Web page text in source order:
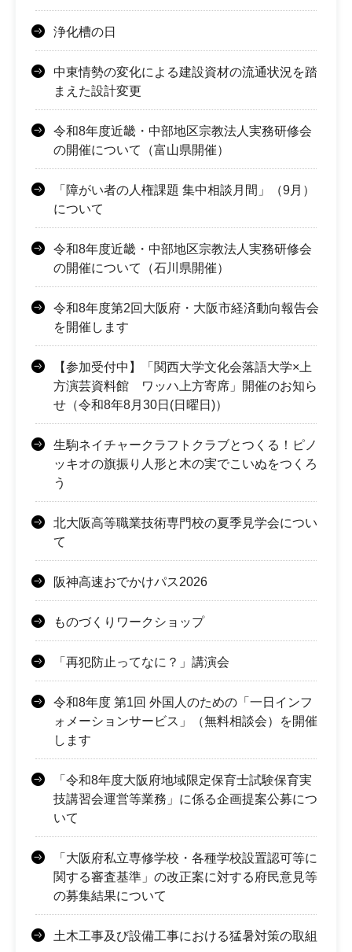
浄化槽の日
中東情勢の変化による建設資材の流通状況を踏
まえた設計変更
令和8年度近畿・中部地区宗教法人実務研修会
の開催について（富山県開催）
「障がい者の人権課題 集中相談月間」（9月）
について
令和8年度近畿・中部地区宗教法人実務研修会
の開催について（石川県開催）
令和8年度第2回大阪府・大阪市経済動向報告会
を開催します
【参加受付中】「関西大学文化会落語大学×上
方演芸資料館 ワッハ上方寄席」開催のお知ら
せ（令和8年8月30日(日曜日)）
生駒ネイチャークラフトクラブとつくる！ピノ
ッキオの旗振り人形と木の実でこいぬをつくろ
う
北大阪高等職業技術専門校の夏季見学会につい
て
阪神高速おでかけパス2026
ものづくりワークショップ
「再犯防止ってなに？」講演会
令和8年度 第1回 外国人のための「一日インフ
ォメーションサービス」（無料相談会）を開催
します
「令和8年度大阪府地域限定保育士試験保育実
技講習会運営等業務」に係る企画提案公募につ
いて
「大阪府私立専修学校・各種学校設置認可等に
関する審査基準」の改正案に対する府民意見等
の募集結果について
土木工事及び設備工事における猛暑対策の取組